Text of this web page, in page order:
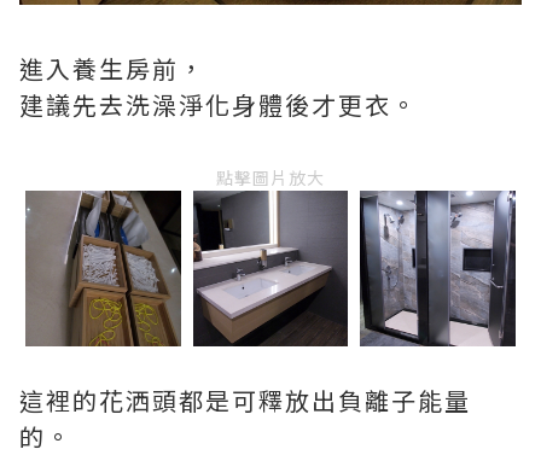
進入養生房前，
建議先去洗澡淨化身體後才更衣。
點擊圖片放大
這裡的花洒頭都是可釋放出負離子能量
的。